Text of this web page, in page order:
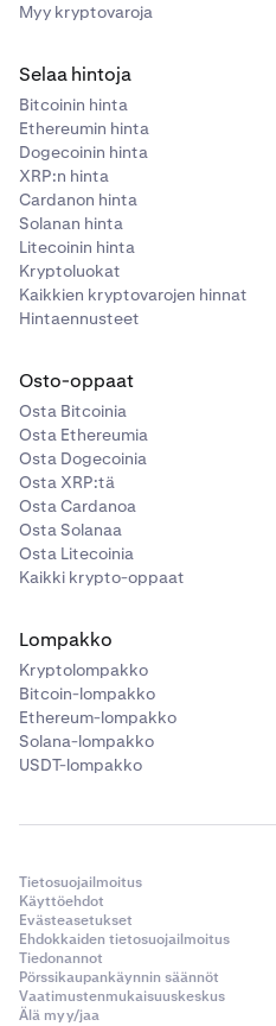
Myy kryptovaroja
Selaa hintoja
Bitcoinin hinta
Ethereumin hinta
Dogecoinin hinta
XRP:n hinta
Cardanon hinta
Solanan hinta
Litecoinin hinta
Kryptoluokat
Kaikkien kryptovarojen hinnat
Hintaennusteet
Osto-oppaat
Osta Bitcoinia
Osta Ethereumia
Osta Dogecoinia
Osta XRP:tä
Osta Cardanoa
Osta Solanaa
Osta Litecoinia
Kaikki krypto-oppaat
Lompakko
Kryptolompakko
Bitcoin-lompakko
Ethereum-lompakko
Solana-lompakko
USDT-lompakko
Tietosuojailmoitus
Käyttöehdot
Evästeasetukset
Ehdokkaiden tietosuojailmoitus
Tiedonannot
Pörssikaupankäynnin säännöt
Vaatimustenmukaisuuskeskus
Älä myy/jaa